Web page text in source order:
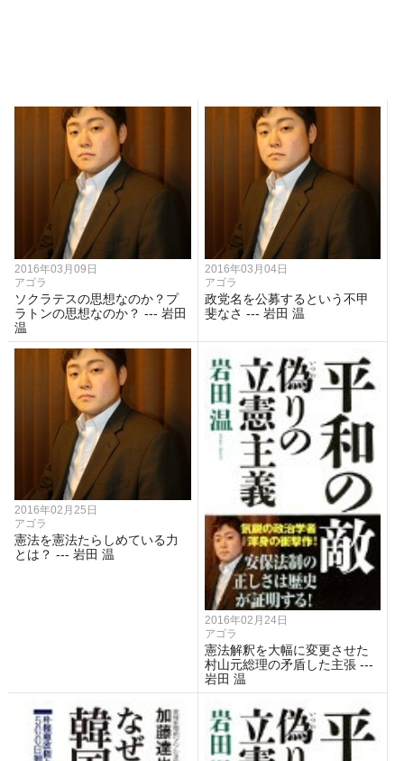
2016年03月09日
アゴラ
ソクラテスの思想なのか？プ
ラトンの思想なのか？ --- 岩田
温
2016年03月04日
アゴラ
政党名を公募するという不甲
斐なさ --- 岩田 温
2016年02月25日
アゴラ
憲法を憲法たらしめている力
とは？ --- 岩田 温
2016年02月24日
アゴラ
憲法解釈を大幅に変更させた
村山元総理の矛盾した主張 ---
岩田 温